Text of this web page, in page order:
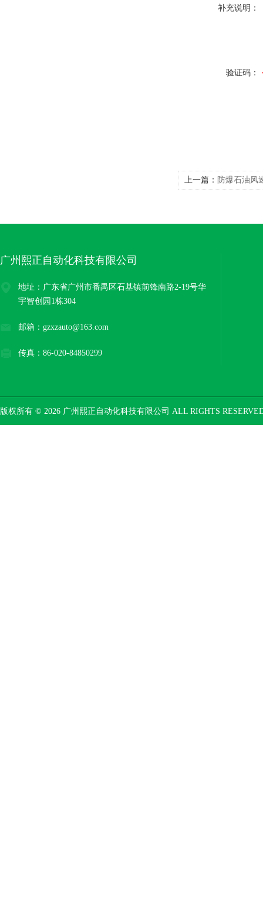
补充说明：
验证码：
上一篇： 防爆石油风
广州熙正自动化科技有限公司
地址：广东省广州市番禺区石基镇前锋南路2-19号华
宇智创园1栋304
邮箱：gzxzauto@163.com
传真：86-020-84850299
版权所有 © 2026 广州熙正自动化科技有限公司 ALL RIGHTS